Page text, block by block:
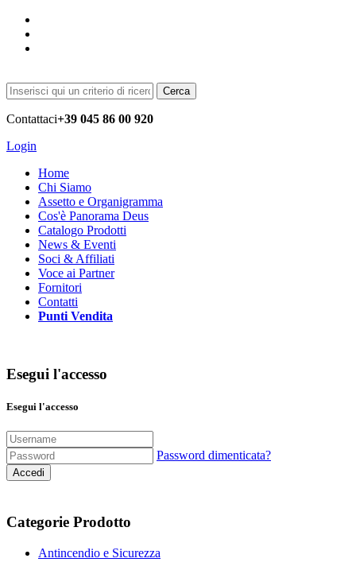
Cerca
Contattaci+39 045 86 00 920
Login
Home
Chi Siamo
Assetto e Organigramma
Cos'è Panorama Deus
Catalogo Prodotti
News & Eventi
Soci & Affiliati
Voce ai Partner
Fornitori
Contatti
Punti Vendita
Esegui l'accesso
Esegui l'accesso
Password dimenticata?
Accedi
Categorie Prodotto
Antincendio e Sicurezza